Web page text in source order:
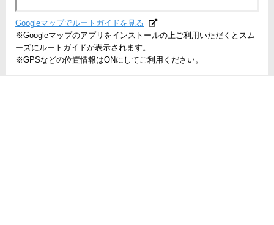
Googleマップでルートガイドを見る
※Googleマップのアプリをインストールの上ご利用いただくとスム
ーズにルートガイドが表示されます。
※GPSなどの位置情報はONにしてご利用ください。